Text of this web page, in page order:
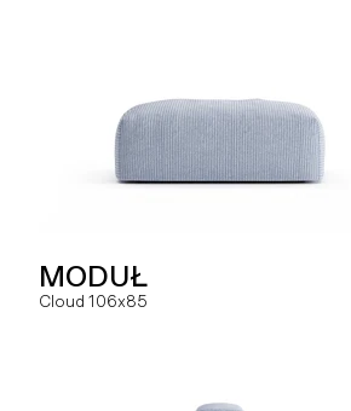
MODUŁ
Cloud 106x85
Hug dual
MODUŁ
Slay MC